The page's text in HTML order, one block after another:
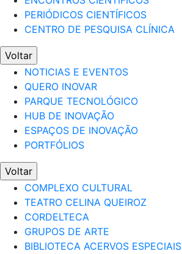
PERIÓDICOS CIENTÍFICOS
CENTRO DE PESQUISA CLÍNICA
Voltar
NOTICIAS E EVENTOS
QUERO INOVAR
PARQUE TECNOLÓGICO
HUB DE INOVAÇÃO
ESPAÇOS DE INOVAÇÃO
PORTFÓLIOS
Voltar
COMPLEXO CULTURAL
TEATRO CELINA QUEIROZ
CORDELTECA
GRUPOS DE ARTE
BIBLIOTECA ACERVOS ESPECIAIS